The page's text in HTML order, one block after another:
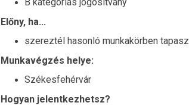
B kategóriás jogosítvány
Előny, ha...
szereztél hasonló munkakörben
Munkavégzés helye:
Székesfehérvár
Hogyan jelentkezhetsz?